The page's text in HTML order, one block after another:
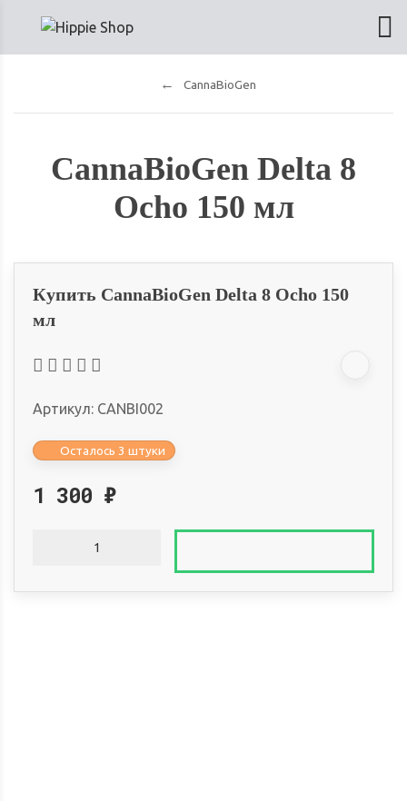
CannaBioGen
CannaBioGen Delta 8
Ocho 150 мл
Купить CannaBioGen Delta 8 Ocho 150
мл
Артикул: CANBI002
Осталось 3 штуки
1 300 ₽